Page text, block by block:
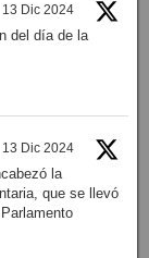
13 Dic 2024
del día de la
13 Dic 2024
la
que se llevó